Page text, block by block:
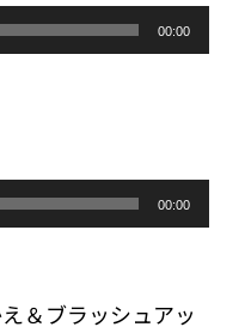
00:00
00:00
＆ブラッシュアッ